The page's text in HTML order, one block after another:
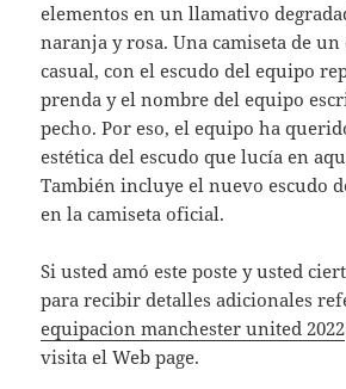
elementos en un llamativo
naranja y rosa. Una camiseta de un
casual, con el escudo del equipo
prenda y el nombre del equipo
pecho. Por eso, el equipo ha
estética del escudo que lucía en
También incluye el nuevo escudo
en la camiseta oficial.
Si usted amó este poste y usted
para recibir detalles adicionales
equipacion manchester united 2022
visita el Web page.